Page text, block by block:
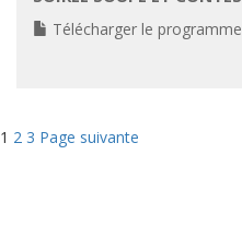
Télécharger le programme
Navigation
Page
1 Page
2 Page
3 Page suivante